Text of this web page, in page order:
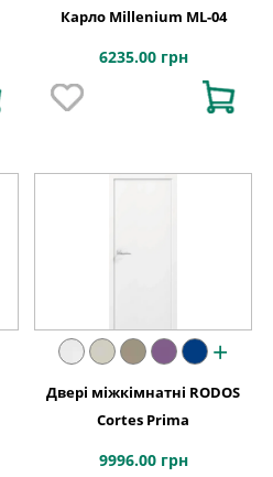
Карло Millenium ML-04
6235.00 грн
+
Двері міжкімнатні RODOS
Cortes Prima
9996.00 грн